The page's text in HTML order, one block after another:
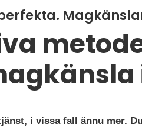
i vissa fall ännu mer.